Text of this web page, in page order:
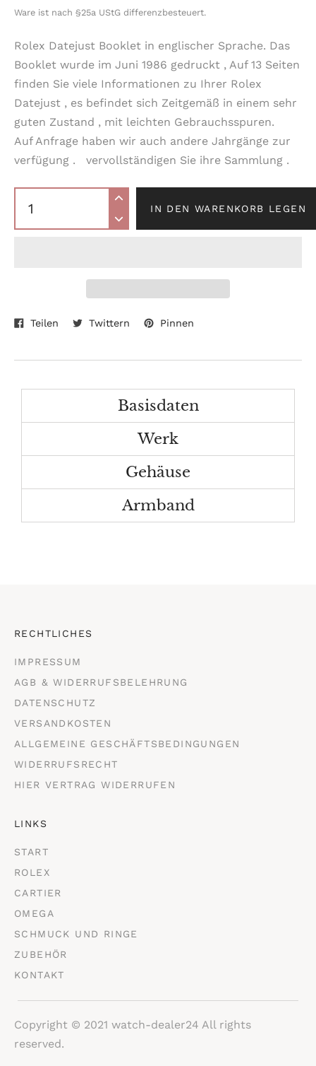
Ware ist nach §25a UStG differenzbesteuert.
Rolex Datejust Booklet in englischer Sprache. Das
Booklet wurde im Juni 1986 gedruckt , Auf 13 Seiten
finden Sie viele Informationen zu Ihrer Rolex
Datejust , es befindet sich Zeitgemäß in einem sehr
guten Zustand , mit leichten Gebrauchsspuren.
Auf Anfrage haben wir auch andere Jahrgänge zur
verfügung . vervollständigen Sie ihre Sammlung .
IN DEN WARENKORB LEGEN
Produkt
zum
Teilen Auf
Facebook
Twittern Auf
Twitter
Pinnen
Basisdaten
Werk
Gehäuse
Armband
RECHTLICHES
IMPRESSUM
AGB & WIDERRUFSBELEHRUNG
DATENSCHUTZ
VERSANDKOSTEN
ALLGEMEINE GESCHÄFTSBEDINGUNGEN
WIDERRUFSRECHT
HIER VERTRAG WIDERRUFEN
LINKS
START
ROLEX
CARTIER
OMEGA
SCHMUCK UND RINGE
ZUBEHÖR
KONTAKT
Copyright © 2021 watch-dealer24 All rights
reserved.